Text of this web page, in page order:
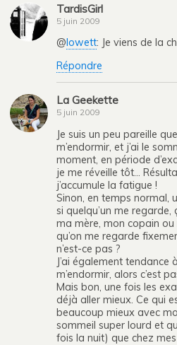
TardisGirl
5 juin 2009
@ lowett: Je viens de la
Répondre
La Geekette
5 juin 2009
Je suis un peu pareille
m’endormir, et j’ai le
moment, en période
je me réveille tôt…
j’accumule la fatigue !
Sinon, en temps normal,
si quelqu’un me
ma mère, mon copain
qu’on me regarde
n’est-ce pas ?
J’ai également tendance
m’endormir, alors c’est
Mais bon, une fois les
déjà aller mieux. Ce qui
beaucoup mieux avec
sommeil super lourd et
fois la nuit) que chez